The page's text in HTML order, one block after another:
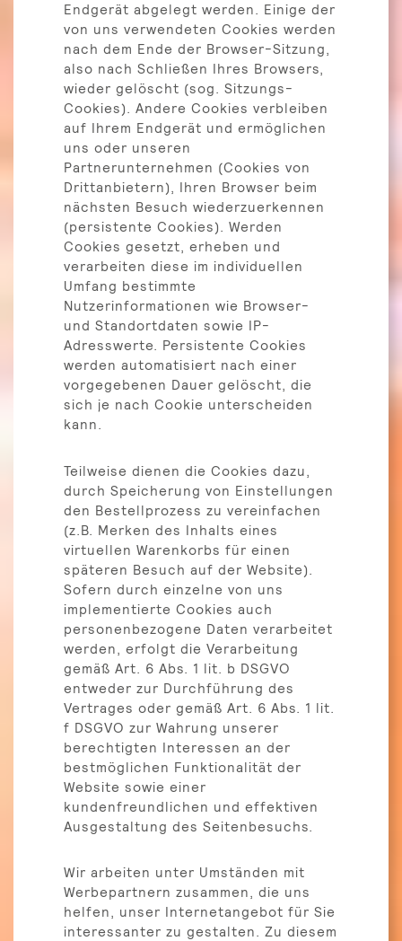
Endgerät abgelegt werden. Einige der
von uns verwendeten Cookies werden
nach dem Ende der Browser-Sitzung,
also nach Schließen Ihres Browsers,
wieder gelöscht (sog. Sitzungs-
Cookies). Andere Cookies verbleiben
auf Ihrem Endgerät und ermöglichen
uns oder unseren
Partnerunternehmen (Cookies von
Drittanbietern), Ihren Browser beim
nächsten Besuch wiederzuerkennen
(persistente Cookies). Werden
Cookies gesetzt, erheben und
verarbeiten diese im individuellen
Umfang bestimmte
Nutzerinformationen wie Browser-
und Standortdaten sowie IP-
Adresswerte. Persistente Cookies
werden automatisiert nach einer
vorgegebenen Dauer gelöscht, die
sich je nach Cookie unterscheiden
kann.
Teilweise dienen die Cookies dazu,
durch Speicherung von Einstellungen
den Bestellprozess zu vereinfachen
(z.B. Merken des Inhalts eines
virtuellen Warenkorbs für einen
späteren Besuch auf der Website).
Sofern durch einzelne von uns
implementierte Cookies auch
personenbezogene Daten verarbeitet
werden, erfolgt die Verarbeitung
gemäß Art. 6 Abs. 1 lit. b DSGVO
entweder zur Durchführung des
Vertrages oder gemäß Art. 6 Abs. 1 lit.
f DSGVO zur Wahrung unserer
berechtigten Interessen an der
bestmöglichen Funktionalität der
Website sowie einer
kundenfreundlichen und effektiven
Ausgestaltung des Seitenbesuchs.
Wir arbeiten unter Umständen mit
Werbepartnern zusammen, die uns
helfen, unser Internetangebot für Sie
interessanter zu gestalten. Zu diesem